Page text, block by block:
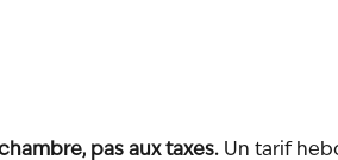
pas aux taxes. Un tarif